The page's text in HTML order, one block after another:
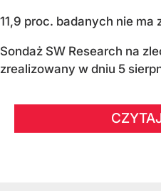
11,9 proc. badanych nie ma
Sondaż SW Research na
zrealizowany w dniu 5